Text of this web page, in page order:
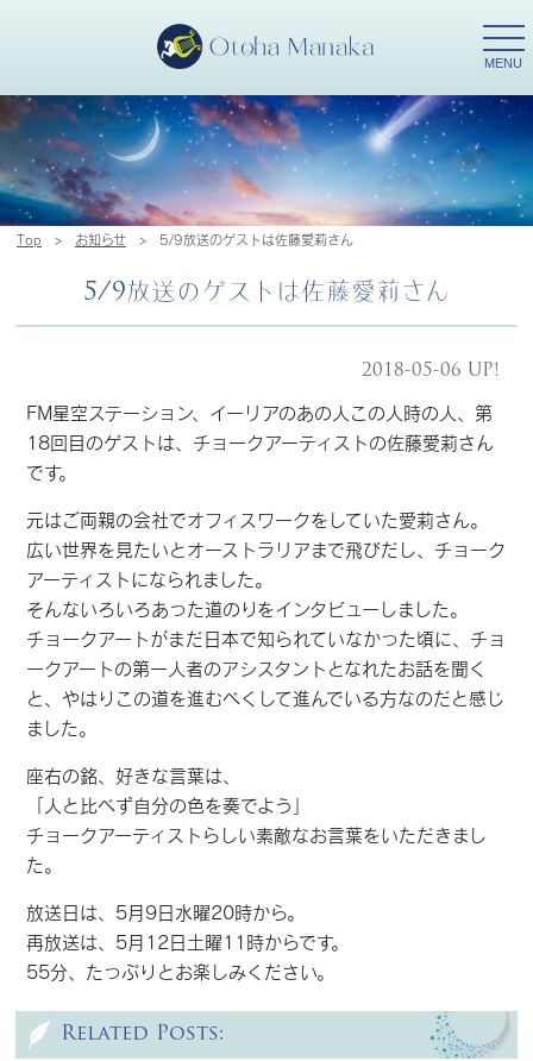
MENU
Top > お知らせ > 5/9放送のゲストは佐藤愛莉さん
5/9放送のゲストは佐藤愛莉さん
2018-05-06 UP!
FM星空ステーション、イーリアのあの人この人時の人、第
18回目のゲストは、チョークアーティストの佐藤愛莉さん
です。
元はご両親の会社でオフィスワークをしていた愛莉さん。
広い世界を見たいとオーストラリアまで飛びだし、チョーク
アーティストになられました。
そんないろいろあった道のりをインタビューしました。
チョークアートがまだ日本で知られていなかった頃に、チョ
ークアートの第一人者のアシスタントとなれたお話を聞く
と、やはりこの道を進むべくして進んでいる方なのだと感じ
ました。
座右の銘、好きな言葉は、
「人と比べず自分の色を奏でよう」
チョークアーティストらしい素敵なお言葉をいただきまし
た。
放送日は、5月9日水曜20時から。
再放送は、5月12日土曜11時からです。
55分、たっぷりとお楽しみください。
Related Posts: